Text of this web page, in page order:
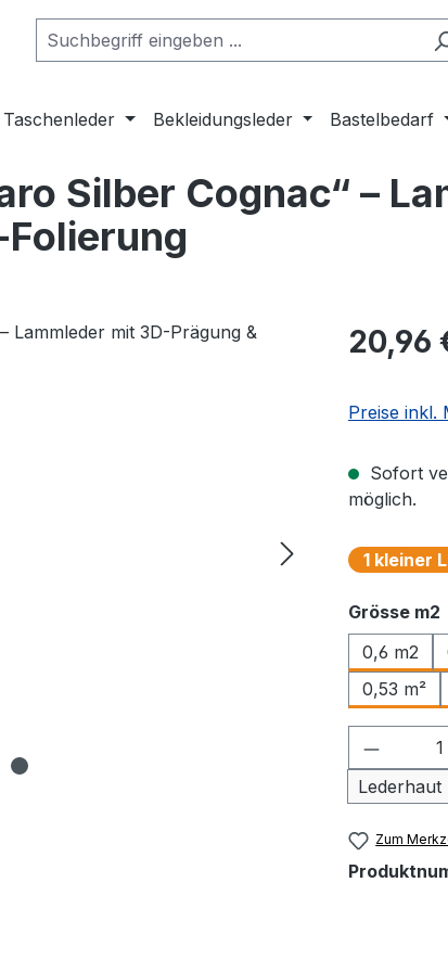
Bekleidungsleder Bastelbedarf
Silber Cognac“ –
Regulärer
20,96
Preise inkl.
Sofort
möglich.
1 kleiner
Grösse m2
0,6 m2
0,53 m²
Lederhaut
Zum